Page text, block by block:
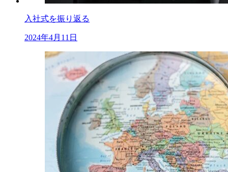
入社式を振り返る
2024年4月11日